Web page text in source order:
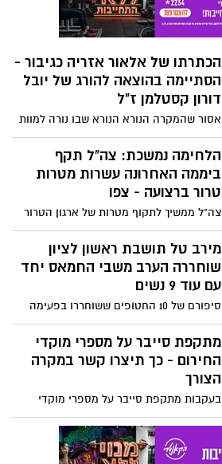
הכתרתו של אלאור אזריה כגיבור -
הסתיימה בהוצאה להורג של יובל
דורון קסטלמן ז"ל
אסור שהמקרה הנורא הנורא שבו נורה למוות
יובל דורון קסטלמן ז"ל בידי חיילים יתמסמס -
גם אם הפוליטיקאים ממש ינסו. טור דעה.
הלחימה נמשכת: צה"ל תקף
ביממה האחרונה עשרות מטרות
טרור ברצועה - צפו
צה"ל ממשיך לתקוף מטרות של ארגון הטרור
חמאס, לחסל מחבלים ולהשמיד אמצעי
לחימה. צפו בתיעוד
מירב טל תושבת ראשון לציון
שוחררה הערב משבי החמאס יחד
עם עוד 9 נשים
סיפורם של 10 החטופים ששוחררו בפעימה
החמישית היום (שלישי) בשעה 20:00 לאחר
שנחטפו מבתיהם ב7 באוקטובר והיו בשבי
תאילנדים . הם שוחררו במסגרת הפסקת אש
החמאס גבריאלה ומיאה ליימברג ואחותה של
גבריאלה - קלרה, אופליה רויטמן, דיצה היימן,
עדה שגיא ותמר מצגר נורלין (נטלי)
באבאדילה אגוג'ו מירב טל ורימון קירשט ברוך
מתקפת סייבר על מספרי מוקדי
החירום - כך תיצרו קשר במקרה
הצורך
בעקבות מתקפת סייבר על מספרי מוקדי
החירום בישראל, לא ניתן לחייג דרך המספרים
המקוצרים למוקדי המשטרה, מד״א וכיבוי
אש. במקרה חירום, כך תיצרו עימם קשר